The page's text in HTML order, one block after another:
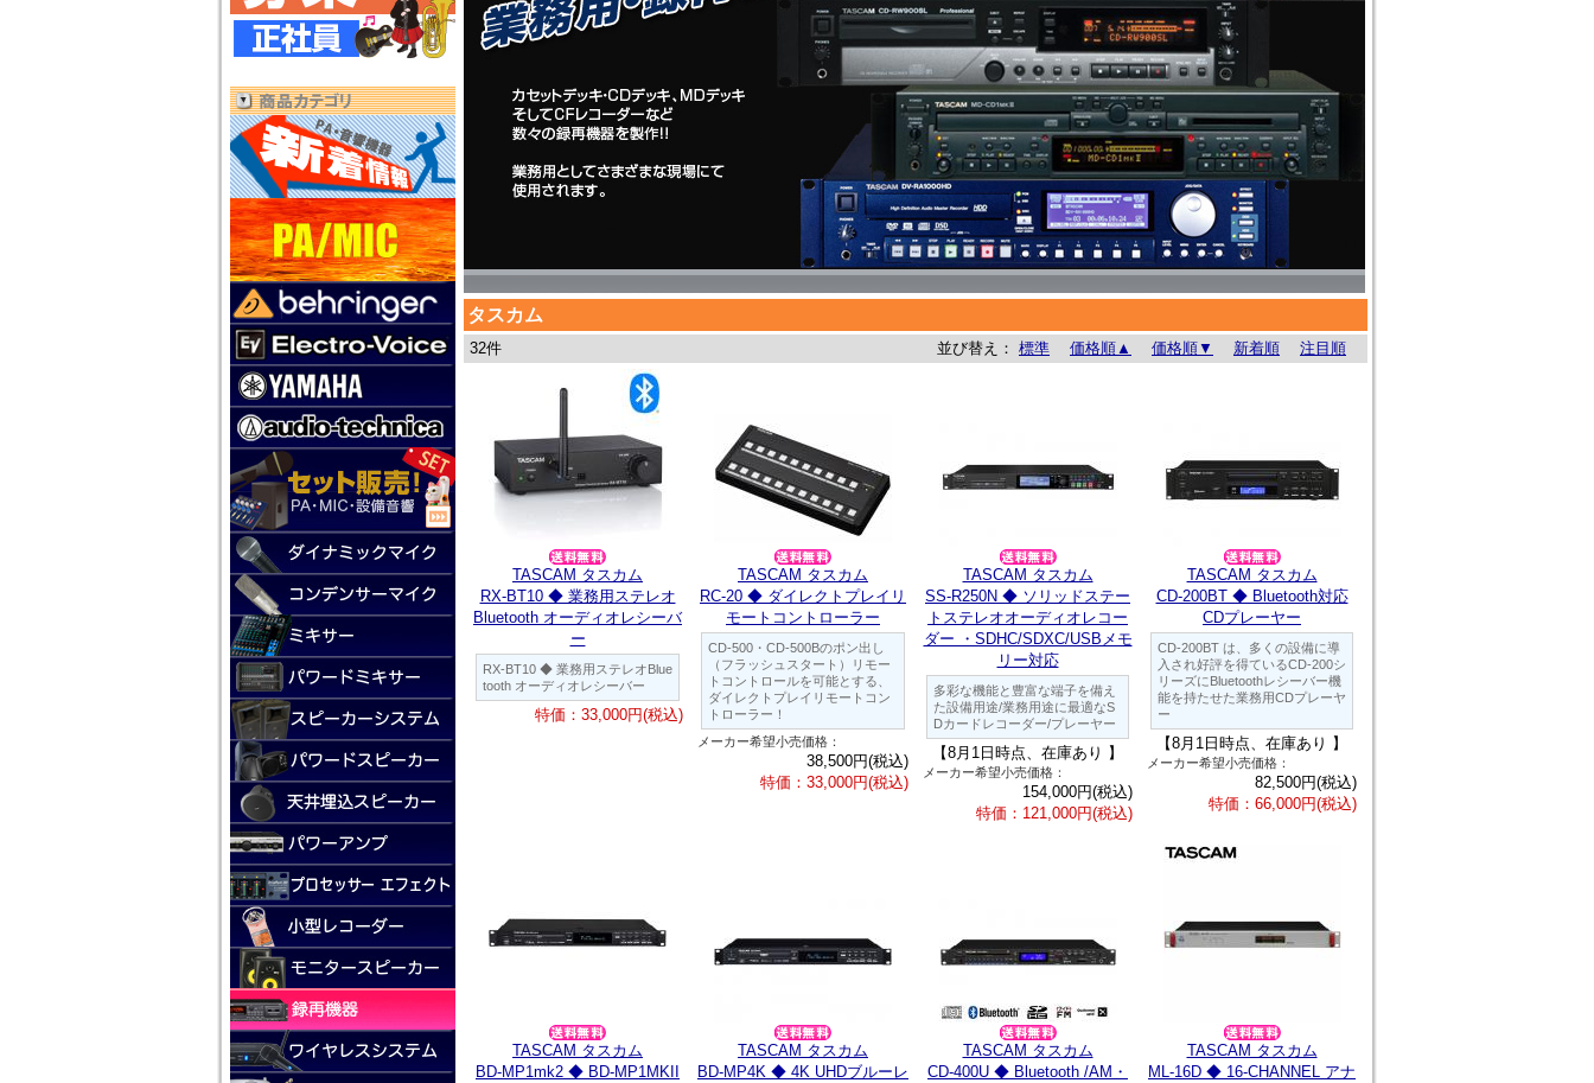
タスカム
並び替え： 標準 価格順▲ 価格順▼ 新着順 注目順
32件
TASCAM タスカム
RX-BT10 ◆ 業務用ステレオ
Bluetooth オーディオレシーバ
ー
RX-BT10 ◆ 業務用ステレオBlue
tooth オーディオレシーバー
特価：33,000円(税込)
TASCAM タスカム
RC-20 ◆ ダイレクトプレイリ
モートコントローラー
CD-500・CD-500Bのポン出し
（フラッシュスタート）リモー
トコントロールを可能とする、
ダイレクトプレイリモートコン
トローラー！
メーカー希望小売価格：
38,500円(税込)
特価：33,000円(税込)
TASCAM タスカム
SS-R250N ◆ ソリッドステー
トステレオオーディオレコー
ダー ・SDHC/SDXC/USBメモ
リー対応
多彩な機能と豊富な端子を備え
た設備用途/業務用途に最適なS
Dカードレコーダー/プレーヤー
【8月1日時点、在庫あり 】
メーカー希望小売価格：
154,000円(税込)
特価：121,000円(税込)
TASCAM タスカム
CD-200BT ◆ Bluetooth対応
CDプレーヤー
CD-200BT は、多くの設備に導
入され好評を得ているCD-200シ
リーズにBluetoothレシーバー機
能を持たせた業務用CDプレーヤ
ー
【8月1日時点、在庫あり 】
メーカー希望小売価格：
82,500円(税込)
特価：66,000円(税込)
TASCAM タスカム
BD-MP1mk2 ◆ BD-MP1MKII
TASCAM タスカム
BD-MP4K ◆ 4K UHDブルーレ
TASCAM タスカム
CD-400U ◆ Bluetooth /AM・
TASCAM タスカム
ML-16D ◆ 16-CHANNEL アナ